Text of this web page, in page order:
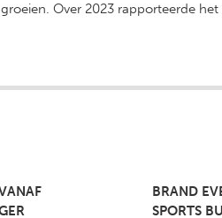
Over 2023 rapporteerde
BRAND
SPORTS